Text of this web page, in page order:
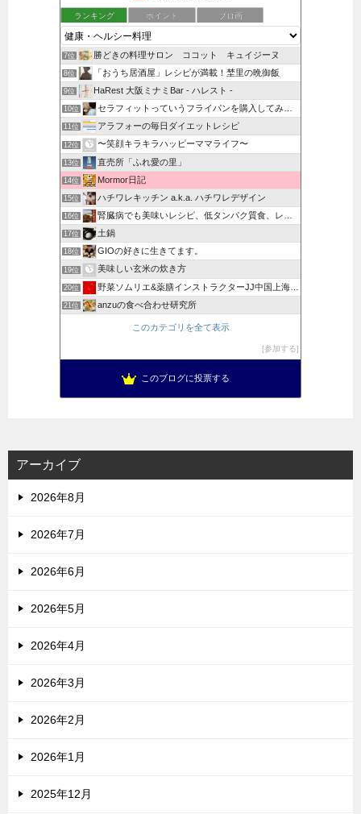
ランキング ポイント ブロ画
7位 勝どきの料理サロン ココット キュイジーヌ
8位 「おうち居酒屋」レシピが満載！埜里の晩御飯
9位 HaRest 大阪ミナミBar - ハレスト -
10位 セラフィットっていうフライパンを購入してみた主婦のブログ
11位 アラフォーの毎日ダイエットレシピ
12位 〜笑顔キラキラハッピーママライフ〜
13位 直売所「ふれ愛の里」
14位 Mormor日記
15位 ハチワレキッチン a.k.a. ハチワレデザイン
16位 腎臓病でも美味いレシピ、低タンパク質食、レトルト食評価
17位 土鍋
18位 GIOの好きに生きてます。
19位 美味しい玄米の炊き方
20位 野菜ソムリエ&薬膳インストラクターJJ中国上海日記
21位 anzuの食べ合わせ研究所
このカテゴリを全て表示
参加する
このブログに投票する
アーカイブ
2026年8月
2026年7月
2026年6月
2026年5月
2026年4月
2026年3月
2026年2月
2026年1月
2025年12月